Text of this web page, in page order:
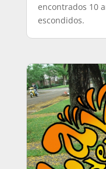
encontrados 10
escondidos.